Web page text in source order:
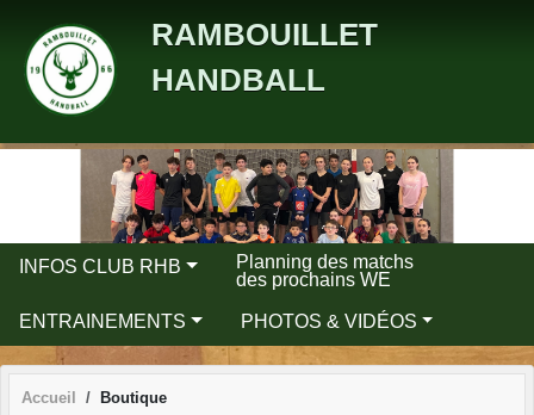
RAMBOUILLET
HANDBALL
INFOS CLUB RHB
Planning des matchs
des prochains WE
ENTRAINEMENTS PHOTOS & VIDÉOS
Accueil Boutique